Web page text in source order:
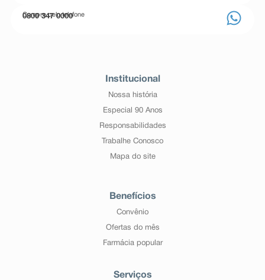
Compre pelo telefone
0800 347 0000
Institucional
Nossa história
Especial 90 Anos
Responsabilidades
Trabalhe Conosco
Mapa do site
Benefícios
Convênio
Ofertas do mês
Farmácia popular
Serviços